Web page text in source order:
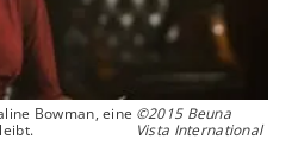
Bowman, eine ©2015 Beuna
Vista International